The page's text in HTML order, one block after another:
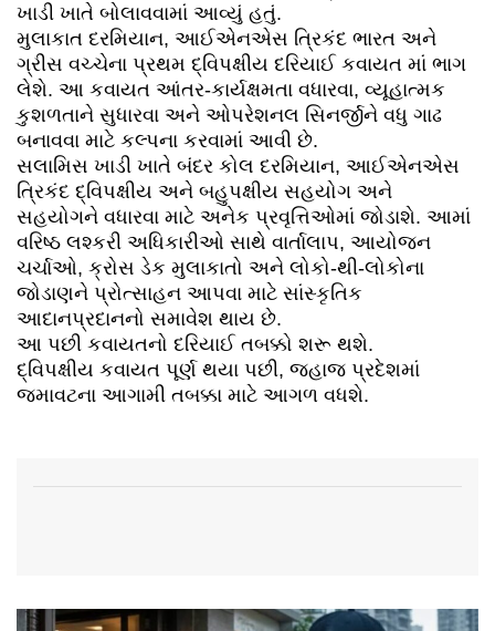
ખાડી ખાતે બોલાવવામાં આવ્યું હતું.
મુલાકાત દરમિયાન, આઈએનએસ ત્રિકંદ ભારત અને
ગ્રીસ વચ્ચેના પ્રથમ દ્વિપક્ષીય દરિયાઈ કવાયત માં ભાગ
લેશે. આ કવાયત આંતર-કાર્યક્ષમતા વધારવા, વ્યૂહાત્મક
કુશળતાને સુધારવા અને ઓપરેશનલ સિનર્જીને વધુ ગાઢ
બનાવવા માટે કલ્પના કરવામાં આવી છે.
સલામિસ ખાડી ખાતે બંદર કોલ દરમિયાન, આઈએનએસ
ત્રિકંદ દ્વિપક્ષીય અને બહુપક્ષીય સહયોગ અને
સહયોગને વધારવા માટે અનેક પ્રવૃત્તિઓમાં જોડાશે. આમાં
વરિષ્ઠ લશ્કરી અધિકારીઓ સાથે વાર્તાલાપ, આયોજન
ચર્ચાઓ, ક્રોસ ડેક મુલાકાતો અને લોકો-થી-લોકોના
જોડાણને પ્રોત્સાહન આપવા માટે સાંસ્કૃતિક
આદાનપ્રદાનનો સમાવેશ થાય છે.
આ પછી કવાયતનો દરિયાઈ તબક્કો શરૂ થશે.
દ્વિપક્ષીય કવાયત પૂર્ણ થયા પછી, જહાજ પ્રદેશમાં
જમાવટના આગામી તબક્કા માટે આગળ વધશે.